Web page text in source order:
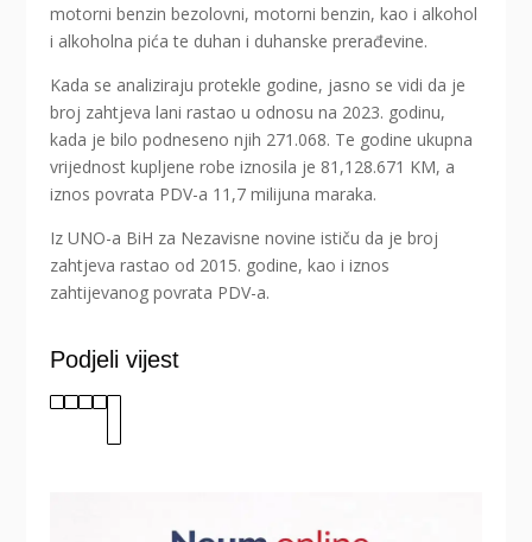
motorni benzin bezolovni, motorni benzin, kao i alkohol
i alkoholna pića te duhan i duhanske prerađevine.
Kada se analiziraju protekle godine, jasno se vidi da je
broj zahtjeva lani rastao u odnosu na 2023. godinu,
kada je bilo podneseno njih 271.068. Te godine ukupna
vrijednost kupljene robe iznosila je 81,128.671 KM, a
iznos povrata PDV-a 11,7 milijuna maraka.
Iz UNO-a BiH za Nezavisne novine ističu da je broj
zahtjeva rastao od 2015. godine, kao i iznos
zahtijevanog povrata PDV-a.
Podjeli vijest